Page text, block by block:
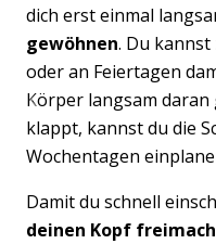
Previous
dich erst einmal
gewöhnen. Du kannst
oder an Feiertagen
Körper langsam daran
klappt, kannst du die
Wochentagen
Damit du schnell
deinen Kopf